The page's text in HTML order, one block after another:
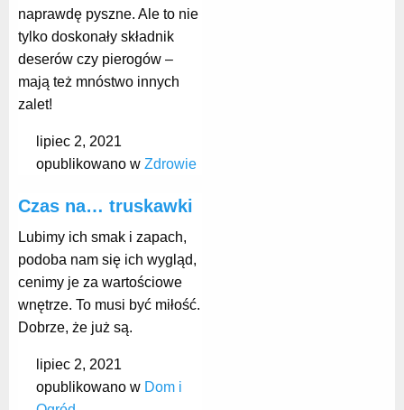
naprawdę pyszne. Ale to nie
tylko doskonały składnik
deserów czy pierogów –
mają też mnóstwo innych
zalet!
lipiec 2, 2021
opublikowano w Zdrowie
Czas na… truskawki
Lubimy ich smak i zapach,
podoba nam się ich wygląd,
cenimy je za wartościowe
wnętrze. To musi być miłość.
Dobrze, że już są.
lipiec 2, 2021
opublikowano w Dom i